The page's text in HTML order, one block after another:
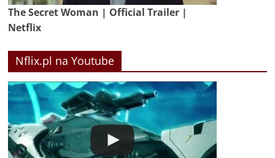
The Secret Woman | Official Trailer |
Netflix
Nflix.pl na Youtube